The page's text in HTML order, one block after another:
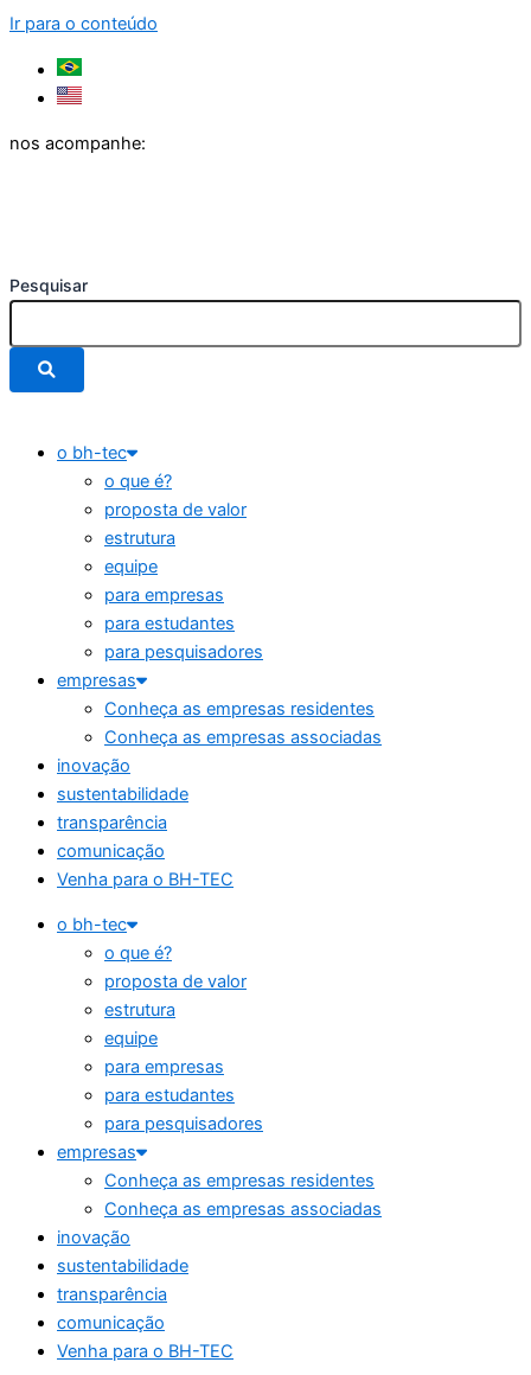
Ir para o conteúdo
nos acompanhe:
Pesquisar
o bh-tec
o que é?
proposta de valor
estrutura
equipe
para empresas
para estudantes
para pesquisadores
empresas
Conheça as empresas residentes
Conheça as empresas associadas
inovação
sustentabilidade
transparência
comunicação
Venha para o BH-TEC
o bh-tec
o que é?
proposta de valor
estrutura
equipe
para empresas
para estudantes
para pesquisadores
empresas
Conheça as empresas residentes
Conheça as empresas associadas
inovação
sustentabilidade
transparência
comunicação
Venha para o BH-TEC